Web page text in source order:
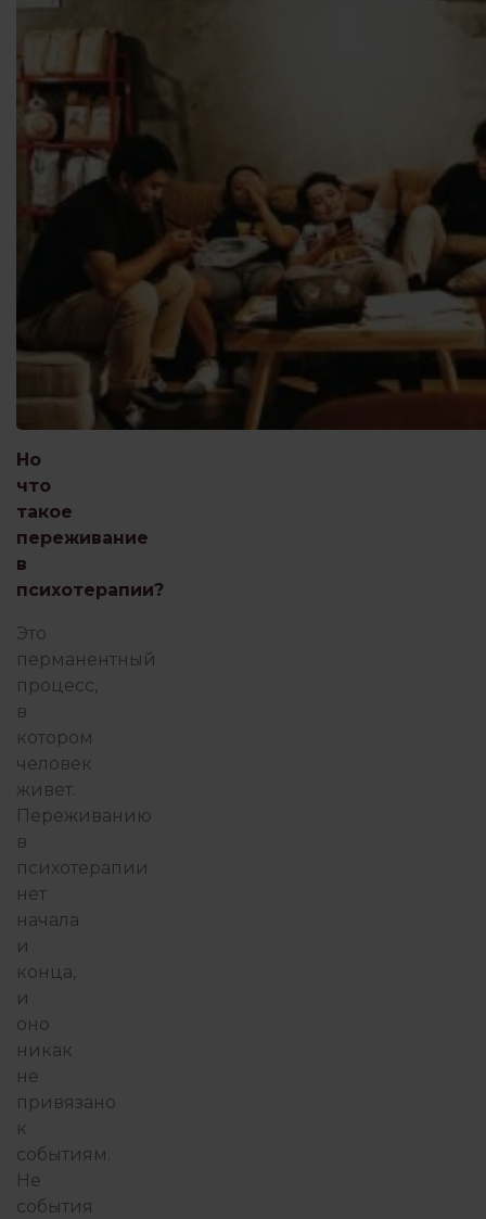
Но
что
такое
переживание
в
психотерапии?
Это
перманентный
процесс,
в
котором
человек
живет.
Переживанию
в
психотерапии
нет
начала
и
конца,
и
оно
никак
не
привязано
к
событиям.
Не
события